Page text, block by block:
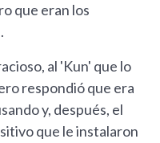
que eran los
al 'Kun' que lo
respondió que era
y, después, el
que le instalaron